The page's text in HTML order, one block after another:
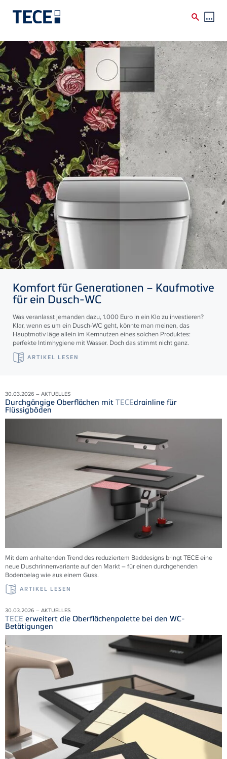
Direkt zum Inhalt
Komfort für Generationen – Kaufmotive
für ein Dusch-WC
Was veranlasst jemanden dazu, 1.000 Euro in ein Klo zu investieren?
Klar, wenn es um ein Dusch-WC geht, könnte man meinen, das
Hauptmotiv läge allein im Kernnutzen eines solchen Produktes:
perfekte Intimhygiene mit Wasser. Doch das stimmt nicht ganz.
ARTIKEL LESEN
30.03.2026 – AKTUELLES
Durchgängige Oberflächen mit TECEdrainline für
Flüssigböden
Mit dem anhaltenden Trend des reduziertem Baddesigns bringt TECE eine
neue Duschrinnenvariante auf den Markt – für einen durchgehenden
Bodenbelag wie aus einem Guss.
ARTIKEL LESEN
30.03.2026 – AKTUELLES
TECE erweitert die Oberflächenpalette bei den WC-
Betätigungen